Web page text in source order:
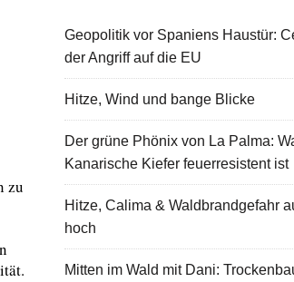
zu
Geopolitik vor Spaniens Haustür:
der Angriff auf die EU
Hitze, Wind und bange Blicke
Der grüne Phönix von La Palma:
Kanarische Kiefer feuerresistent ist
Hitze, Calima & Waldbrandgefahr
hoch
Mitten im Wald mit Dani: